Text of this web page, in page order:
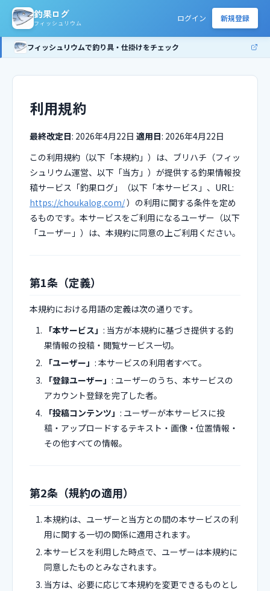
釣果ログ
フィッシュリウム
ログイン 新規登録
フィッシュリウムで釣り具・仕掛けをチェック
利用規約
最終改定日: 2026年4月22日 適用日: 2026年4月22日
この利用規約（以下「本規約」）は、ブリハチ（フィッ
シュリウム運営、以下「当方」）が提供する釣果情報投
稿サービス「釣果ログ」（以下「本サービス」、URL:
https://choukalog.com/）の利用に関する条件を定め
るものです。本サービスをご利用になるユーザー（以下
「ユーザー」）は、本規約に同意の上ご利用ください。
第1条（定義）
本規約における用語の定義は次の通りです。
「本サービス」 : 当方が本規約に基づき提供する釣
果情報の投稿・閲覧サービス一切。
「ユーザー」 : 本サービスの利用者すべて。
「登録ユーザー」 : ユーザーのうち、本サービスの
アカウント登録を完了した者。
「投稿コンテンツ」 : ユーザーが本サービスに投
稿・アップロードするテキスト・画像・位置情報・
その他すべての情報。
第2条（規約の適用）
本規約は、ユーザーと当方との間の本サービスの利
用に関する一切の関係に適用されます。
本サービスを利用した時点で、ユーザーは本規約に
同意したものとみなされます。
当方は、必要に応じて本規約を変更できるものとし